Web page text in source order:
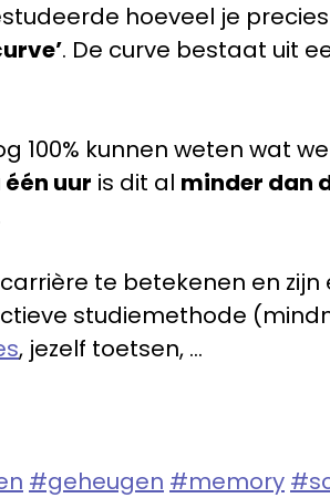
hoeveel je
. De curve bestaat uit
100% kunnen weten wat
één uur is dit al minder dan
te betekenen en zijn
studiemethode
, jezelf toetsen, …
#geheugen #memory